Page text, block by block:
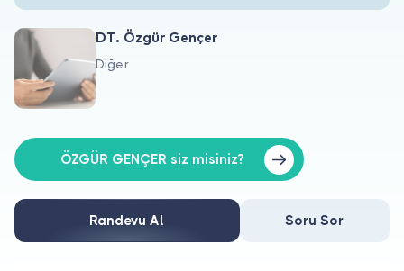
Hakkımızda
Doktorlar için
Doktor musunuz?
DT. Özgür Gençer
Diğer
ÖZGÜR GENÇER siz misiniz?
Randevu Al Soru Sor